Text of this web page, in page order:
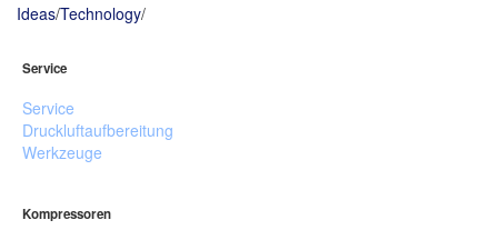
Ideas/Technology/
Service
Service
Druckluftaufbereitung
Werkzeuge
Kompressoren